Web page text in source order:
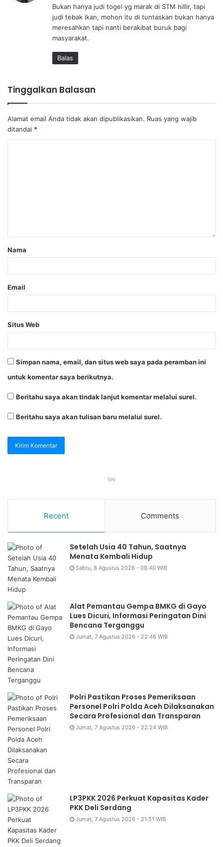
k
a
t
Bukan hanya judi togel yg marak di STM hillir, tapi
judi tebak ikan, mohon itu di tuntaskan bukan hanya
meresahkan tapi nanti berakibat buruk bagi
masyarakat.
Balas
Tinggalkan Balasan
Alamat email Anda tidak akan dipublikasikan. Ruas yang wajib
ditandai *
Nama
Email
Situs Web
Simpan nama, email, dan situs web saya pada peramban ini
untuk komentar saya berikutnya.
Beritahu saya akan tindak lanjut komentar melalui surel.
Beritahu saya akan tulisan baru melalui surel.
tes
Recent Comments
Setelah Usia 40 Tahun, Saatnya
Menata Kembali Hidup
Sabtu, 8 Agustus 2026 - 08:40 WIB
Alat Pemantau Gempa BMKG di Gayo
Lues Dicuri, Informasi Peringatan Dini
Bencana Terganggu
Jumat, 7 Agustus 2026 - 22:46 WIB
Polri Pastikan Proses Pemeriksaan
Personel Polri Polda Aceh Dilaksanakan
Secara Profesional dan Transparan
Jumat, 7 Agustus 2026 - 22:24 WIB
LP3PKK 2026 Perkuat Kapasitas Kader
PKK Deli Serdang
Jumat, 7 Agustus 2026 - 21:51 WIB